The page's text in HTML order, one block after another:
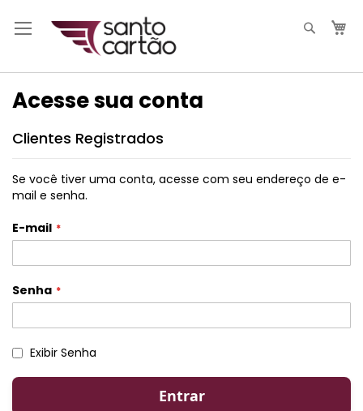
Acesse sua conta
Clientes Registrados
Se você tiver uma conta, acesse com seu endereço de e-
mail e senha.
E-mail
Senha
Exibir Senha
Entrar